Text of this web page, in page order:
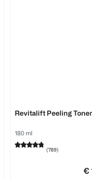
Revitalift Peeling Toner
180 ml
(789)
€